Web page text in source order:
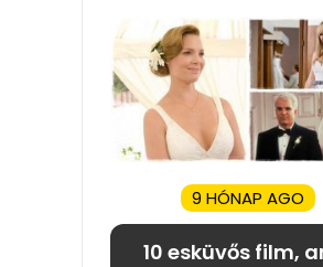
9 HÓNAP AGO
10 esküvős film,